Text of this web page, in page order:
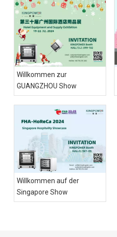
Willkommen zur
GUANGZHOU Show
Willkommen auf der
Singapore Show